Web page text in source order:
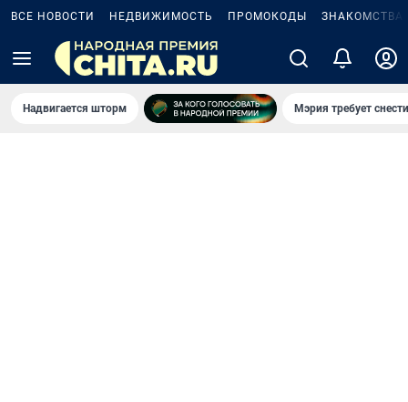
ВСЕ НОВОСТИ НЕДВИЖИМОСТЬ ПРОМОКОДЫ ЗНАКОМСТВА
Надвигается шторм Мэрия требует